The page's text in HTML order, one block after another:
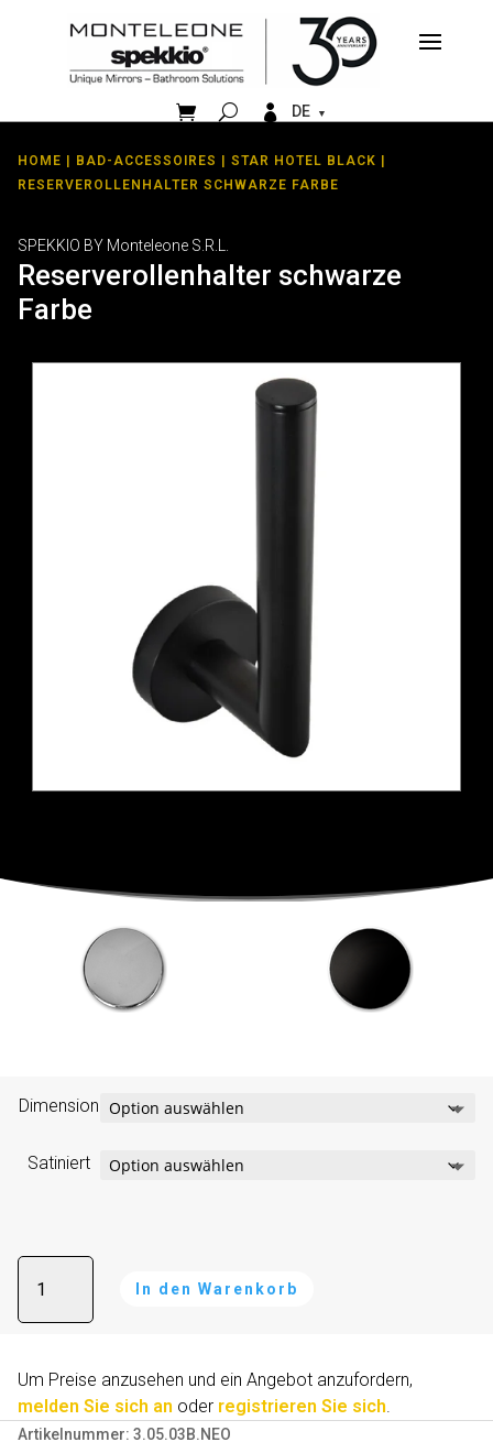
  DE
HOME | BAD-ACCESSOIRES | STAR HOTEL BLACK |
RESERVEROLLENHALTER SCHWARZE FARBE
SPEKKIO BY Monteleone S.R.L.
Reserverollenhalter schwarze
Farbe
Dimension
Satiniert
Reserverollenhalter
schwarze
Farbe
In den Warenkorb
t
e
r
Um Preise anzusehen und ein Angebot anzufordern,
melden Sie sich an oder registrieren Sie sich
Artikelnummer: 3.05.03B.NEO